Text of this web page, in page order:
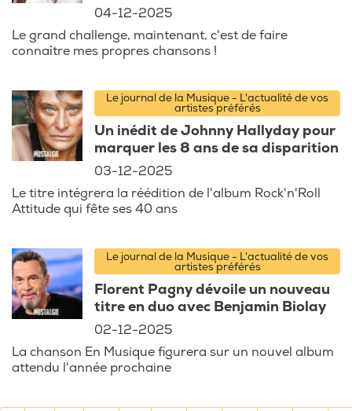
04-12-2025
Le grand challenge, maintenant, c'est de faire
connaître mes propres chansons !
Le journal de la Musique - L'actualité de vos
artistes préférés
Un inédit de Johnny Hallyday pour
marquer les 8 ans de sa disparition
03-12-2025
Le titre intégrera la réédition de l'album Rock'n'Roll
Attitude qui fête ses 40 ans
Le journal de la Musique - L'actualité de vos
artistes préférés
Florent Pagny dévoile un nouveau
titre en duo avec Benjamin Biolay
02-12-2025
La chanson En Musique figurera sur un nouvel album
attendu l'année prochaine